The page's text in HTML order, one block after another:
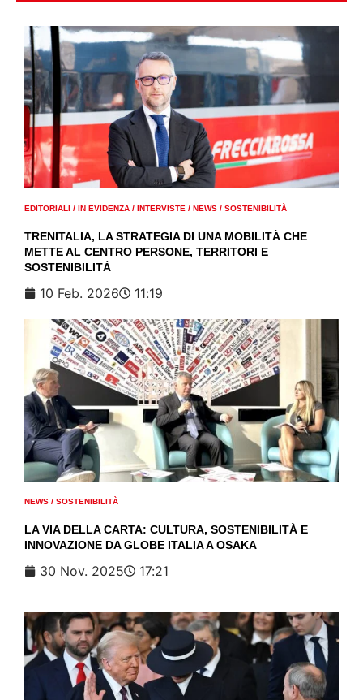
EDITORIALI / IN EVIDENZA / INTERVISTE / NEWS / SOSTENIBILITÀ
TRENITALIA, LA STRATEGIA DI UNA MOBILITÀ CHE
METTE AL CENTRO PERSONE, TERRITORI E
SOSTENIBILITÀ
10 Feb. 2026 11:19
NEWS / SOSTENIBILITÀ
LA VIA DELLA CARTA: CULTURA, SOSTENIBILITÀ E
INNOVAZIONE DA GLOBE ITALIA A OSAKA
30 Nov. 2025 17:21